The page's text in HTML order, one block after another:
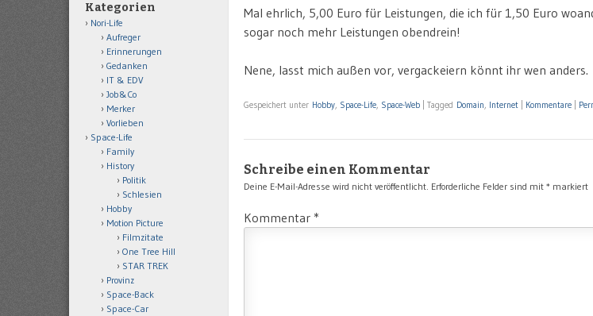
Mal ehrlich, 5,00 Euro für Leistungen, die ich für 1,50 Euro
sogar noch mehr Leistungen obendrein!
Nene, lasst mich außen vor, vergackeiern könnt ihr wen anders.
Gespeichert unter Hobby, Space-Life, Space-Web Tagged Domain, Internet Kommentare
Schreibe einen Kommentar
Deine E-Mail-Adresse wird nicht veröffentlicht. Erforderliche Felder sind mit * markiert
Kommentar *
Kategorien
Nori-Life
Aufreger
Erinnerungen
Gedanken
IT & EDV
Job&Co
Merker
Vorlieben
Space-Life
Family
History
Politik
Schlesien
Hobby
Motion Picture
Filmzitate
One Tree Hill
STAR TREK
Provinz
Space-Back
Space-Car